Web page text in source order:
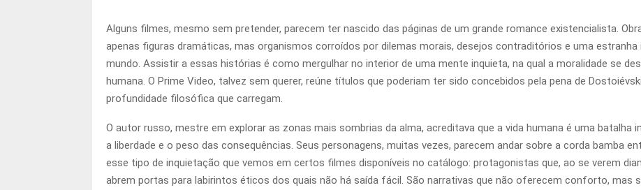
Alguns filmes, mesmo sem pretender, parecem ter nascido das páginas de um grande romance existencialista.
apenas figuras dramáticas, mas organismos corroídos por dilemas morais, desejos contraditórios e uma estranha
mundo. Assistir a essas histórias é como mergulhar no interior de uma mente inquieta, na qual a moralidade se
humana. O Prime Video, talvez sem querer, reúne títulos que poderiam ter sido concebidos pela pena de
profundidade filosófica que carregam.
O autor russo, mestre em explorar as zonas mais sombrias da alma, acreditava que a vida humana é uma batalha
a liberdade e o peso das consequências. Seus personagens, muitas vezes, parecem andar sobre a corda bamba
esse tipo de inquietação que vemos em certos filmes disponíveis no catálogo: protagonistas que, ao se verem
abrem portas para labirintos éticos dos quais não há saída fácil. São narrativas que não oferecem conforto, mas